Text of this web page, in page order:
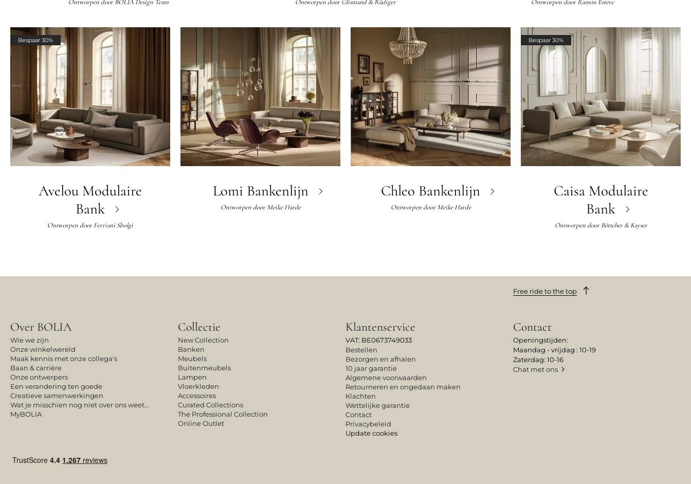
Ontworpen door BOLIA Design Team Ontworpen door Glismand & Rüdiger Ontworpen door Ramón Esteve
Bespaar 30%
Avelou Modulaire
Bank
Ontworpen door Ferriani Sbolgi
Lomi Bankenlijn
Ontworpen door Meike Harde
Chleo Bankenlijn
Ontworpen door Meike Harde
Bespaar 30%
Caisa Modulaire
Bank
Ontworpen door Böttcher & Kayser
Free ride to the top
Over BOLIA
Wie we zijn
Onze winkelwereld
Maak kennis met onze collega's
Baan & carrière
Onze ontwerpers
Een verandering ten goede
Creatieve samenwerkingen
Wat je misschien nog niet over ons weet...
MyBOLIA
Collectie
New Collection
Banken
Meubels
Buitenmeubels
Lampen
Vloerkleden
Accessoires
Curated Collections
The Professional Collection
Online Outlet
Klantenservice
VAT: BE0673749033
Bestellen
Bezorgen en afhalen
10 jaar garantie
Algemene voorwaarden
Retourneren en ongedaan maken
Klachten
Wettelijke garantie
Contact
Privacybeleid
Update cookies
Contact
Openingstijden:
Maandag - vrijdag : 10-19
Zaterdag: 10-16
Chat met ons